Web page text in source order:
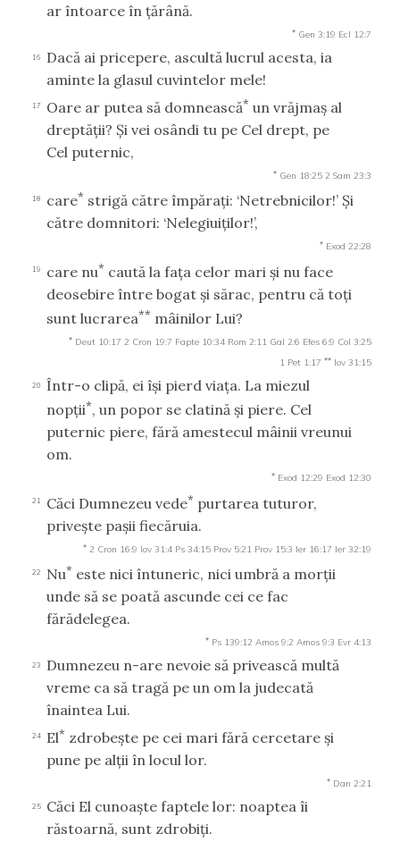
ar întoarce în ţărână.
* Gen 3:19 Ecl 12:7
16
Dacă ai pricepere, ascultă lucrul acesta, ia
aminte la glasul cuvintelor mele!
17 Oare ar putea să domnească* un vrăjmaş al
dreptăţii? Şi vei osândi tu pe Cel drept, pe
Cel puternic,
* Gen 18:25 2 Sam 23:3
18 care* strigă către împăraţi: ‘Netrebnicilor!’ Şi
către domnitori: ‘Nelegiuiţilor!’,
* Exod 22:28
19 care nu* caută la faţa celor mari şi nu face
deosebire între bogat şi sărac, pentru că toţi
sunt lucrarea** mâinilor Lui?
* Deut 10:17 2 Cron 19:7 Fapte 10:34 Rom 2:11 Gal 2:6 Efes 6:9 Col 3:25
1 Pet 1:17 ** Iov 31:15
20
Într-o clipă, ei îşi pierd viaţa. La miezul
nopţii*, un popor se clatină şi piere. Cel
puternic piere, fără amestecul mâinii vreunui
om.
* Exod 12:29 Exod 12:30
21 Căci Dumnezeu vede* purtarea tuturor,
priveşte paşii fiecăruia.
* 2 Cron 16:9 Iov 31:4 Ps 34:15 Prov 5:21 Prov 15:3 Ier 16:17 Ier 32:19
22 Nu* este nici întuneric, nici umbră a morţii
unde să se poată ascunde cei ce fac
fărădelegea.
* Ps 139:12 Amos 9:2 Amos 9:3 Evr 4:13
23
Dumnezeu n-are nevoie să privească multă
vreme ca să tragă pe un om la judecată
înaintea Lui.
24 El* zdrobeşte pe cei mari fără cercetare şi
pune pe alţii în locul lor.
* Dan 2:21
25
Căci El cunoaşte faptele lor: noaptea îi
răstoarnă, sunt zdrobiţi.